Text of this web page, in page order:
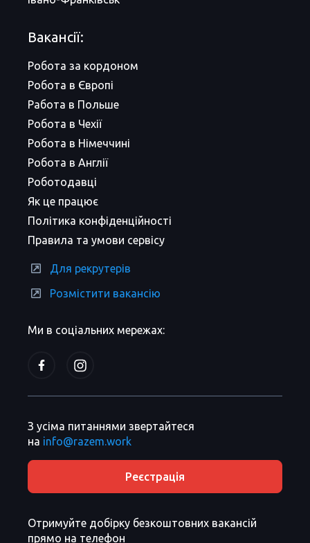
Ми в соціальних мережах:
Вакансії:
Робота за кордоном
Робота в Європі
Работа в Польше
Робота в Чехії
Робота в Німеччині
Робота в Англії
Роботодавці
Як це працює
Політика конфіденційності
Правила та умови сервісу
Для рекрутерів
Розмістити вакансію
З усіма питаннями звертайтеся
на info@razem.work
Реєстрація
Отримуйте добірку безкоштовних вакансій
прямо на телефон